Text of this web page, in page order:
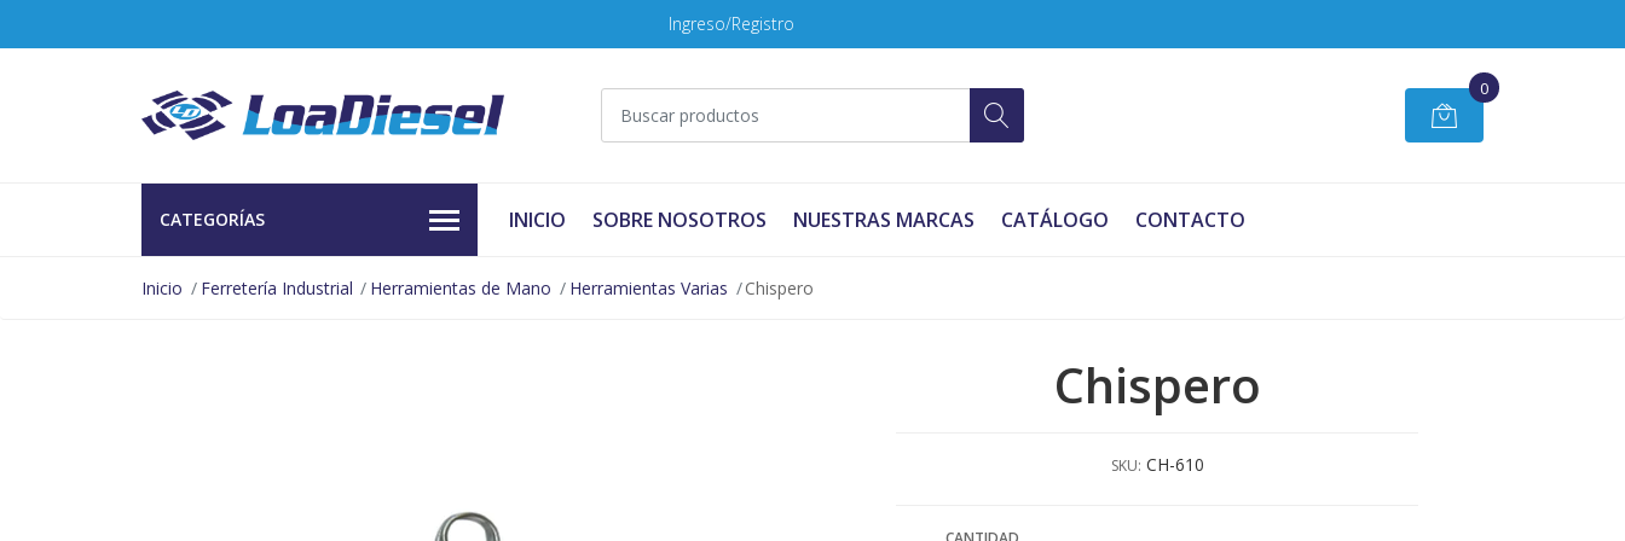
Ingreso/Registro
0
CATEGORÍAS INICIO SOBRE NOSOTROS NUESTRAS MARCAS CATÁLOGO CONTACTO
Inicio Ferretería Industrial Herramientas de Mano Herramientas Varias Chispero
Chispero
SKU: CH-610